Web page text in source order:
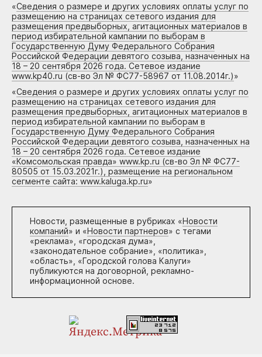
«Сведения о размере и других условиях оплаты услуг по
размещению на страницах сетевого издания для
размещения предвыборных, агитационных материалов в
период избирательной кампании по выборам в
Государственную Думу Федерального Собрания
Российской Федерации девятого созыва, назначенных на
18 – 20 сентября 2026 года. Сетевое издание
www.kp40.ru (св-во Эл № ФС77-58967 от 11.08.2014г.)»
«Сведения о размере и других условиях оплаты услуг по
размещению на страницах сетевого издания для
размещения предвыборных, агитационных материалов в
период избирательной кампании по выборам в
Государственную Думу Федерального Собрания
Российской Федерации девятого созыва, назначенных на
18 – 20 сентября 2026 года. Сетевое издание
«Комсомольская правда» www.kp.ru (св-во Эл № ФС77-
80505 от 15.03.2021г.), размещение на региональном
сегменте сайта: www.kaluga.kp.ru»
Новости, размещенные в рубриках «Новости
компаний» и «Новости партнеров» с тегами
«реклама», «городская дума»,
«законодательное собрание», «политика»,
«область», «Городской голова Калуги»
публикуются на договорной, рекламно-
информационной основе.